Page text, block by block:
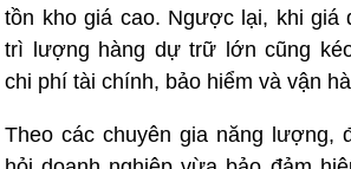
tồn kho giá cao. Ngược lại, khi giá
trì lượng hàng dự trữ lớn cũng
chi phí tài chính, bảo hiểm và vận
Theo các chuyên gia năng lượng,